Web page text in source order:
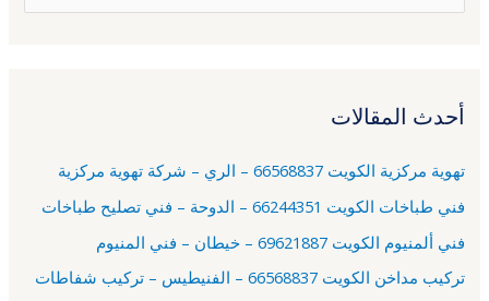
ث
ن
:
أحدث المقالات
تهوية مركزية الكويت 66568837 – الري – شركة تهوية مركزية
فني طباخات الكويت 66244351 – الدوحة – فني تصليح طباخات
فني ألمنيوم الكويت 69621887 – خيطان – فني المنيوم
تركيب مداخن الكويت 66568837 – الفنيطيس – تركيب شفاطات